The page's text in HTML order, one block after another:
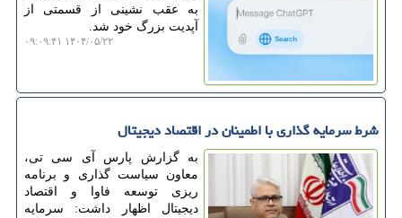
به عقب نشینی از قسمتی از
آپدیت بزرگ خود شد.
۱۴۰۴/۰۵/۲۲ ۰۹:۰۹:۴۱
شرط سرمایه گذاری با اطمینان در اقتصاد دیجیتال
به گزارش پارس آی سی تی،
معاون سیاست گذاری و برنامه
ریزی توسعه فاوا و اقتصاد
دیجیتال اظهار داشت: سرمایه